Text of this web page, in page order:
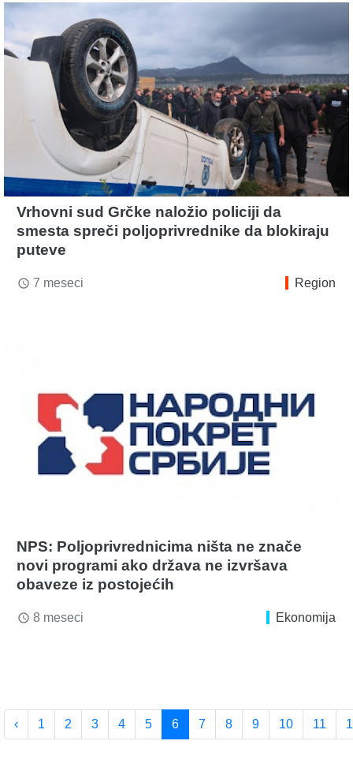
Vrhovni sud Grčke naložio policiji da
smesta spreči poljoprivrednike da blokiraju
puteve
access_time 7 meseci Region
NPS: Poljoprivrednicima ništa ne znače
novi programi ako država ne izvršava
obaveze iz postojećih
access_time 8 meseci Ekonomija
‹ 1 2 3 4 5 6 7 8 9 10 11